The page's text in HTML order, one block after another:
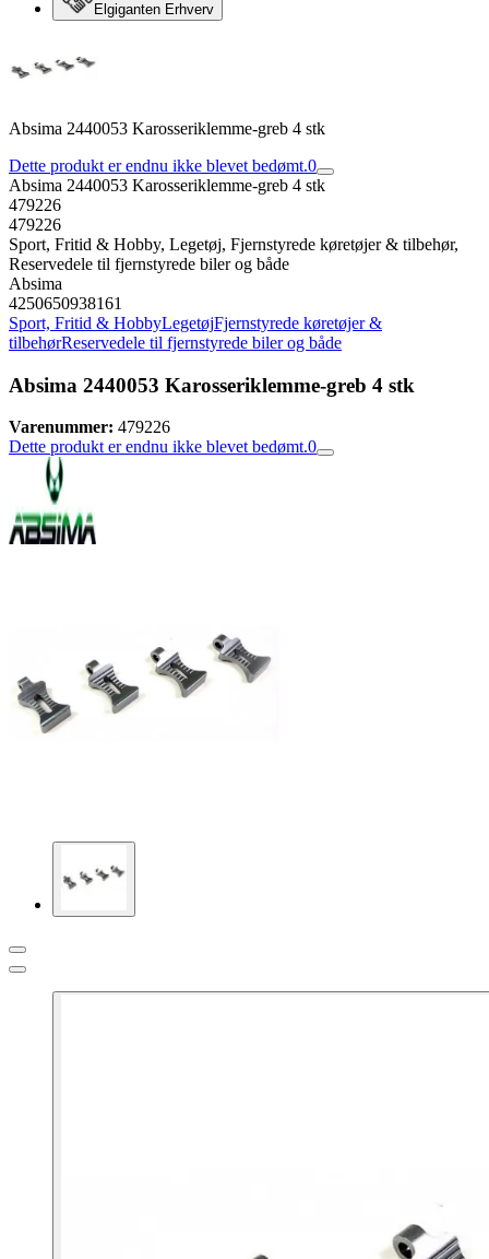
Elgiganten Erhverv
Absima 2440053 Karosseriklemme-greb 4 stk
Dette produkt er endnu ikke blevet bedømt.0
Absima 2440053 Karosseriklemme-greb 4 stk
479226
479226
Sport, Fritid & Hobby, Legetøj, Fjernstyrede køretøjer & tilbehør,
Reservedele til fjernstyrede biler og både
Absima
4250650938161
Sport, Fritid & HobbyLegetøjFjernstyrede køretøjer &
tilbehørReservedele til fjernstyrede biler og både
Absima 2440053 Karosseriklemme-greb 4 stk
Varenummer: 479226
Dette produkt er endnu ikke blevet bedømt.0